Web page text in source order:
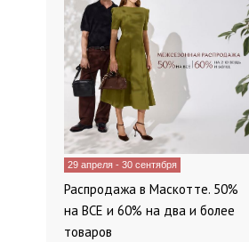
29 апреля - 30 сентября
Распродажа в Маскотте. 50%
на ВСЕ и 60% на два и более
товаров